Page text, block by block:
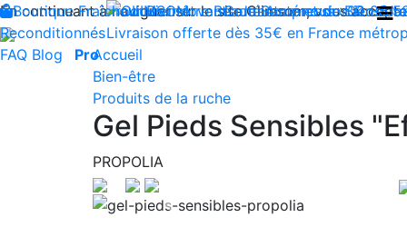
En continuant à naviguer sur le site Climsom, vous
Produits innovants de Santé et de Bien-
Livraison offerte dès 35€ en France
Contactez-nous : 02 85
Boutique Fraîcheur Bien-être Beauté Acupression Dos
Reconditionnés
FAQ Blog ProAccueil
Bien-être
Produits de la ruche
Gel Pieds Sensibles
PROPOLIA
Previous